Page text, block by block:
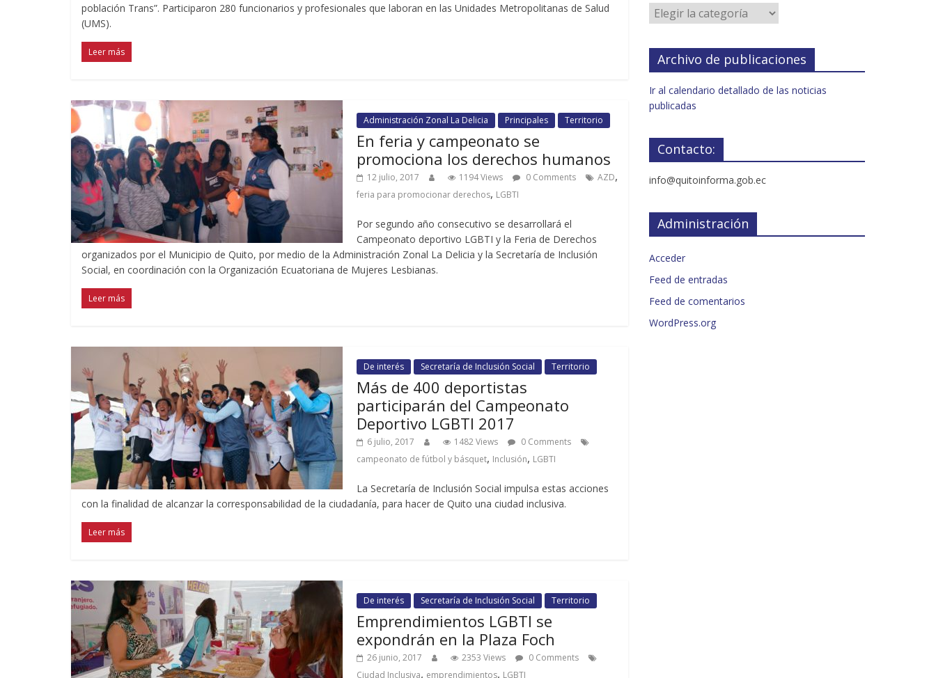
población Trans”. Participaron 280 funcionarios y profesionales que laboran en las Unidades Metropolitanas de Salud
(UMS).
Leer más
Administración Zonal La Delicia Principales Territorio
En feria y campeonato se
promociona los derechos humanos
12 julio, 2017 1194 Views 0 Comments AZD,
feria para promocionar derechos, LGBTI
Por segundo año consecutivo se desarrollará el
Campeonato deportivo LGBTI y la Feria de Derechos
organizados por el Municipio de Quito, por medio de la Administración Zonal La Delicia y la Secretaría de Inclusión
Social, en coordinación con la Organización Ecuatoriana de Mujeres Lesbianas.
Leer más
De interés Secretaría de Inclusión Social Territorio
Más de 400 deportistas
participarán del Campeonato
Deportivo LGBTI 2017
6 julio, 2017 1482 Views
0 Comments
campeonato de fútbol y básquet, Inclusión, LGBTI
La Secretaría de Inclusión Social impulsa estas acciones
con la finalidad de alcanzar la corresponsabilidad de la ciudadanía, para hacer de Quito una ciudad inclusiva.
Leer más
De interés Secretaría de Inclusión Social Territorio
Emprendimientos LGBTI se
expondrán en la Plaza Foch
26 junio, 2017 2353 Views
0 Comments
Ciudad Inclusiva, emprendimientos, LGBTI
Archivo de publicaciones
Ir al calendario detallado de las noticias
publicadas
Contacto:
info@quitoinforma.gob.ec
Administración
Acceder
Feed de entradas
Feed de comentarios
WordPress.org